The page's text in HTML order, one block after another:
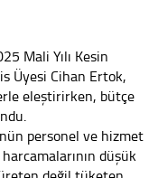
Mali Yılı Kesin
Üyesi Cihan Ertok,
eleştirirken, bütçe
personel ve hizmet
harcamalarının düşük